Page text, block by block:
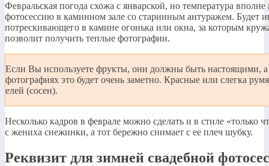
Февральская погода схожа с январской, но температура
фотосессию в каминном зале со старинным антуражем. Будет
потрескивающего в камине огонька или окна, за которым
позволит получить теплые фотографии.
Если Вы используете фрукты, они должны быть настоящими,
фотографиях это будет очень заметно. Красные или слегка
елей (сосен).
Несколько кадров в феврале можно сделать и в стиле «только
с жениха снежинки, а тот бережно снимает с ее плеч шубку.
Реквизит для зимней свадебной